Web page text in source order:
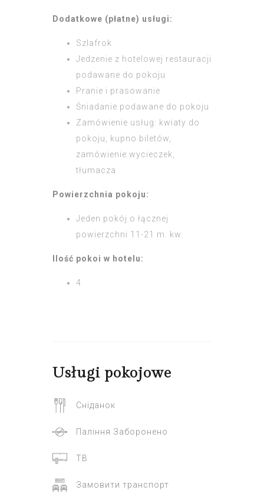
Dodatkowe (płatne) usługi:
Szlafrok
Jedzenie z hotelowej restauracji
podawane do pokoju
Pranie i prasowanie
Śniadanie podawane do pokoju
Zamówienie usług: kwiaty do
pokoju, kupno biletów,
zamówienie wycieczek,
tłumacza
Powierzchnia pokoju:
Jeden pokój o łącznej
powierzchni 11-21 m. kw.
Ilość pokoi w hotelu:
4
Usługi pokojowe
Сніданок
Паління Заборонено
ТВ
Замовити транспорт